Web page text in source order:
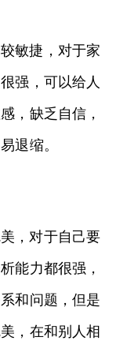
敏捷，对于家
强，可以给人
，缺乏自信，
退缩。
，对于自己要
能力都很强，
和问题，但是
，在和别人相